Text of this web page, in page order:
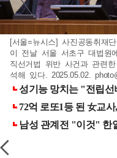
[서울=뉴시스] 사진공동취재
이 전날 서울 서초구 대법원
직선거법 위반 사건과 관련
석해 있다. 2025.05.02.